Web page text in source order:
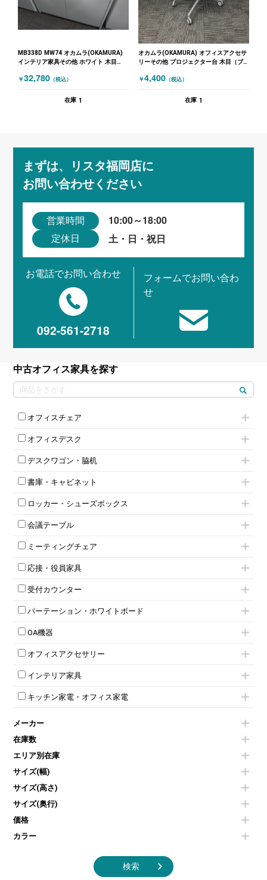
MB338D MW74 オカムラ(OKAMURA)
インテリア家具その他 ホワイト 木目
￥32,780 （税込）
在庫 1
オカムラ(OKAMURA) オフィスアクセサ
リーその他 プロジェクター台 木目（ブ
￥4,400 （税込）
在庫 1
まずは、リスタ福岡店に
お問い合わせください
営業時間 10:00～18:00
定休日 土・日・祝日
お電話でお問い合わせ
092-561-2718
フォームでお問い合わ
せ
中古オフィス家具を探す
オフィスチェア
肘付きチェア
肘無しチェア
役員チェア
オフィスチェアその他
オフィスデスク
片袖机
フリーアドレスデスク（ベンチデスク）
昇降デスク
両袖机
デスクワゴン・脇机
インワゴン2段
インワゴン3段
脇机
書庫・キャビネット
ハイキャビネット
ローキャビネット
両開きキャビネット
上下連結キャビネット
軽量ラック（スチールラック）
収納家具その他
両開書庫
ラテラル書庫
ロッカー・シューズボックス
1人用ロッカー
2人用ロッカー
3人用ロッカー
5人用ロッカー
8人用ロッカー
多人数ロッカー
ダイヤル錠ロッカー
ダイヤル錠ロッカー
ワードローブ・クローゼット
会議テーブル
ミーティングテーブル
スタッキングテーブル
ネスティングテーブル
カウンターテーブル
T字脚テーブル
会議テーブルW1200～
会議テーブルW1800～
平行スタックテーブル
会議テーブルその他
ミーティングチェア
キャスター付きミーティングチェア
スタッキングミーティングチェア
テーブル付きミーティングチェア
折りたたみミーティングチェア
ハイチェア
ミーティングチェアその他
応接・役員家具
応接セット
応接ソファ
応接チェア
応接・役員家具その他
受付カウンター
ハイカウンター
ローカウンター
ラウンジカウンター
パーテーション・ホワイトボード
パーテーション
自立タイプパーテーション
パーテーションその他
壁掛けホワイトボード
ホワイトボードその他
OA機器
電話機（ビジネスフォン）
シュレッダー
スクリーン
その他OA機器
オフィスアクセサリー
チェア用台車
演台・講演台・演説台
防音パネル
コートハンガー・ポールハンガー
傘立て
食器棚・キッチンキャビネット
カタログスタンド
オフィスアクセサリーその他
インテリア家具
モールドチェア
ダイニングチェア
カウンターテーブル
センターテーブル・サイドテーブル
ベンチ・スツール
ソファ
シェルフ
ダストボックス（ゴミ箱）
インテリア家具その他
キッチン家電・オフィス家電
冷蔵庫・洗濯機
空気清浄機・加湿器
液晶テレビ・モニター類
エアコン
照明機器
掃除機
季節家電
メーカー
在庫数
エリア別在庫
サイズ(幅)
サイズ(高さ)
サイズ(奥行)
価格
カラー
検索